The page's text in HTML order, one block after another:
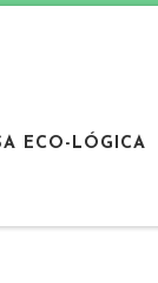
ECO-LÓGICA